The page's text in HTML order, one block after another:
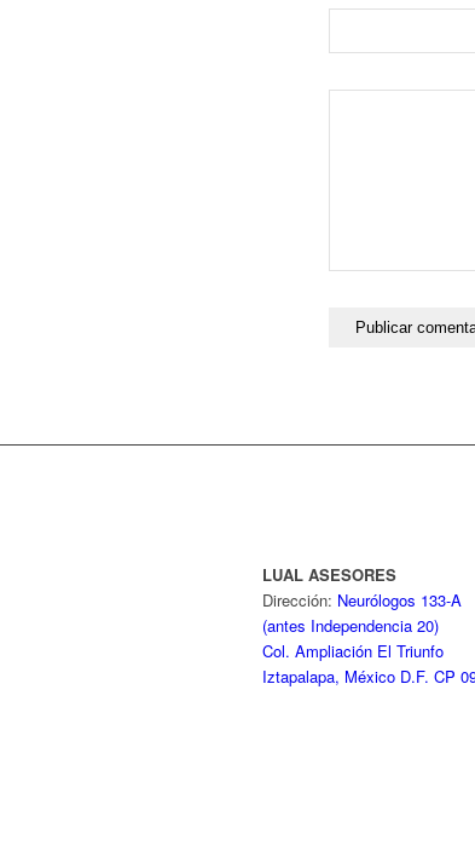
LUAL ASESORES
Dirección: Neurólogos 133-A
(antes Independencia 20)
Col. Ampliación El Triunfo
Iztapalapa, México D.F. CP